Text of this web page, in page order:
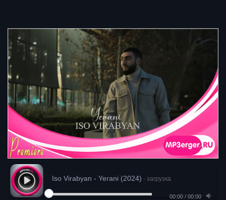
Iso Virabyan - Yerani (2024) - загрузка
00:00 / 00:00